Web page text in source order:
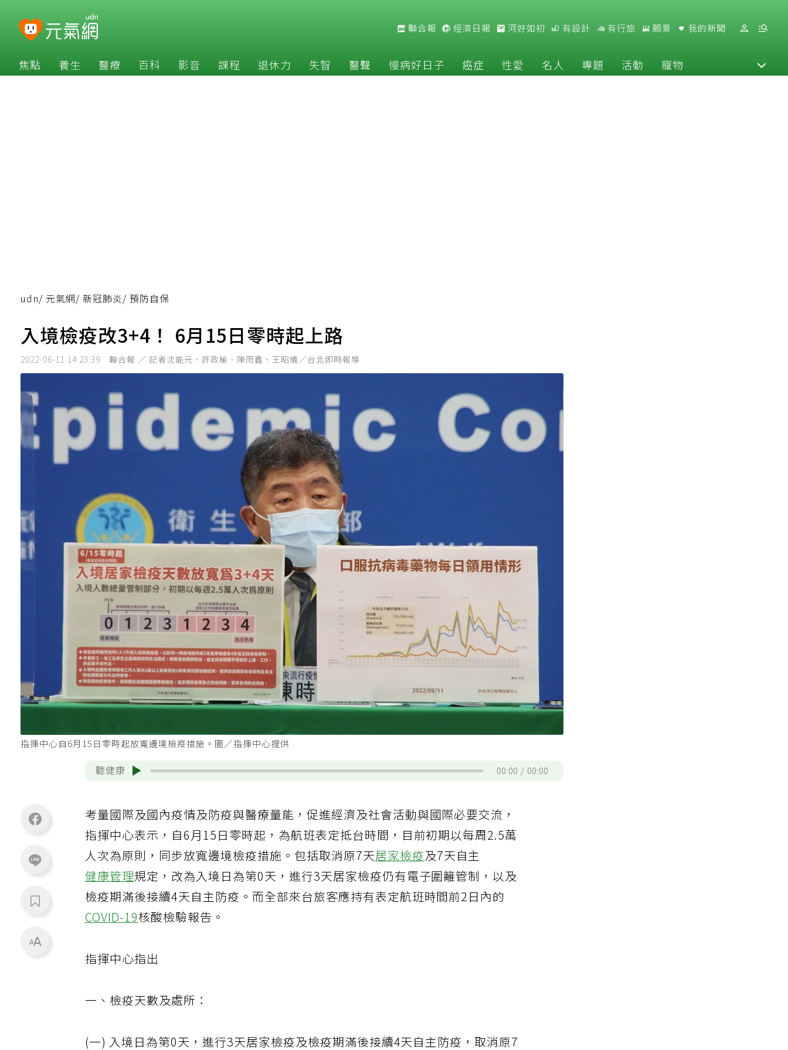
聯合報 經濟日報 河好如初 有設計 有行旅 願景 我的新聞
焦點 養生 醫療 百科 影音 課程 退休力 失智 醫聲 慢病好日子 癌症 性愛 名人 專題 活動 寵物
udn/ 元氣網/ 新冠肺炎/ 預防自保
入境檢疫改3+4！ 6月15日零時起上路
2022-06-11 14:23:39 聯合報 ／ 記者沈能元、許政榆、陳雨鑫、王昭儀／台北即時報導
指揮中心自6月15日零時起放寬邊境檢疫措施。圖／指揮中心提供
聽健康 00:00 00:00
考量國際及國內疫情及防疫與醫療量能，促進經濟及社會活動與國際必要交流，
指揮中心表示，自6月15日零時起，為航班表定抵台時間，目前初期以每周2.5萬
人次為原則，同步放寬邊境檢疫措施。包括取消原7天居家檢疫及7天自主
健康管理規定，改為入境日為第0天，進行3天居家檢疫仍有電子圍籬管制，以及
檢疫期滿後接續4天自主防疫。而全部來台旅客應持有表定航班時間前2日內的
COVID-19核酸檢驗報告。
指揮中心指出
一、檢疫天數及處所：